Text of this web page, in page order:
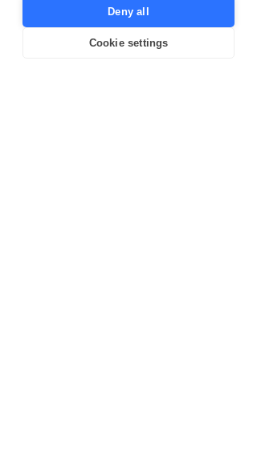
klientów, przyciągając ich do biznesu marki.
TD ADAPT to wiodące na rynku narzędzie
Business Intelligence, które umożliwia
dpo@tradedoubler.com
read more about our data processing
Deny all
Cookie settings